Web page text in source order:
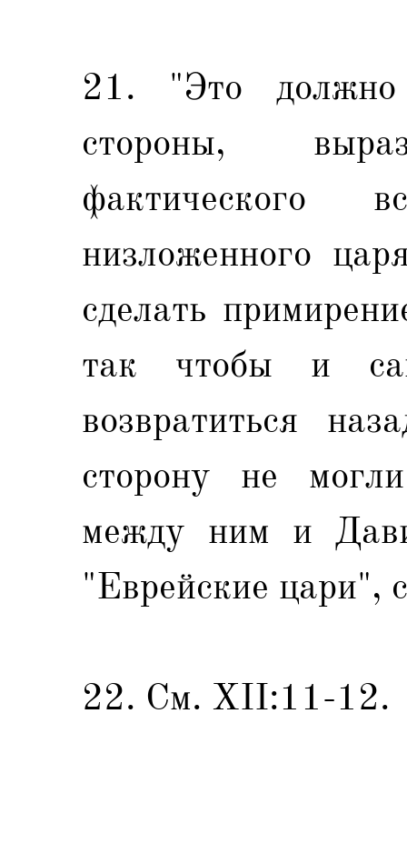
21. "Это
стороны,
фактического
низложенного
сделать
так чтобы и
возвратиться
сторону не
между ним и
"Еврейские цари",
22. См. XII:11-12.